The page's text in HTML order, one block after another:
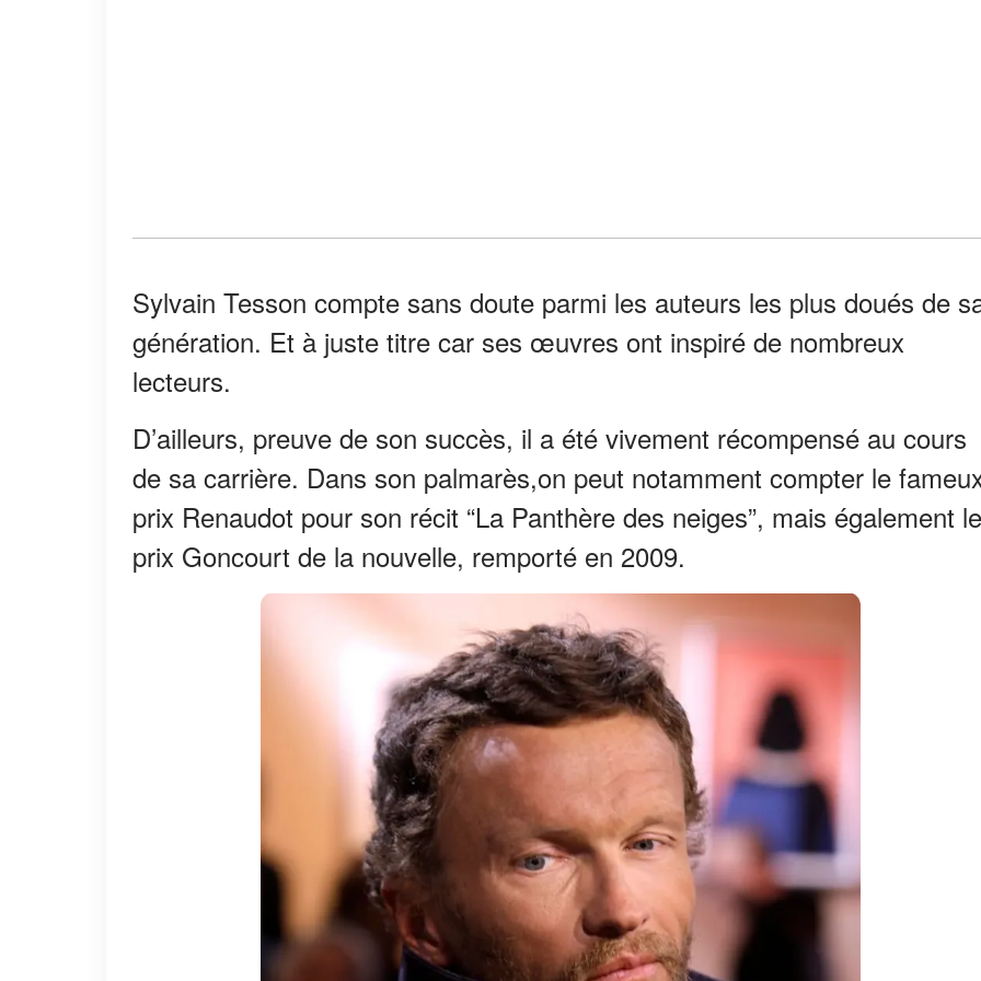
Sylvain Tesson compte sans doute parmi les auteurs les plus doués de
génération. Et à juste titre car ses œuvres ont inspiré de nombreux
lecteurs.
D’ailleurs, preuve de son succès, il a été vivement récompensé au cours
de sa carrière. Dans son palmarès,on peut notamment compter le
prix Renaudot pour son récit “La Panthère des neiges”, mais également le
prix Goncourt de la nouvelle, remporté en 2009.